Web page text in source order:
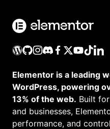
Elementor is a leading
WordPress, powering
13% of the web. Built
and businesses,
performance, and